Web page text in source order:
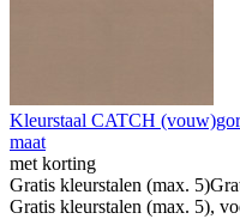
Kleurstaal CATCH
maat
met korting
Gratis kleurstalen (max. 5)
Gratis kleurstalen (max. 5),